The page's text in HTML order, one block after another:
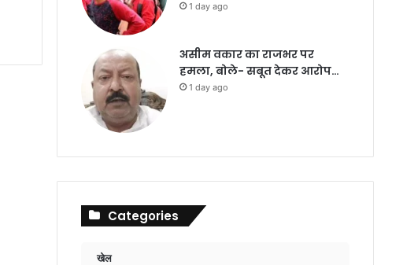
1 day ago
असीम वकार का राजभर पर
हमला, बोले- सबूत देकर आरोप…
1 day ago
Categories
खेल